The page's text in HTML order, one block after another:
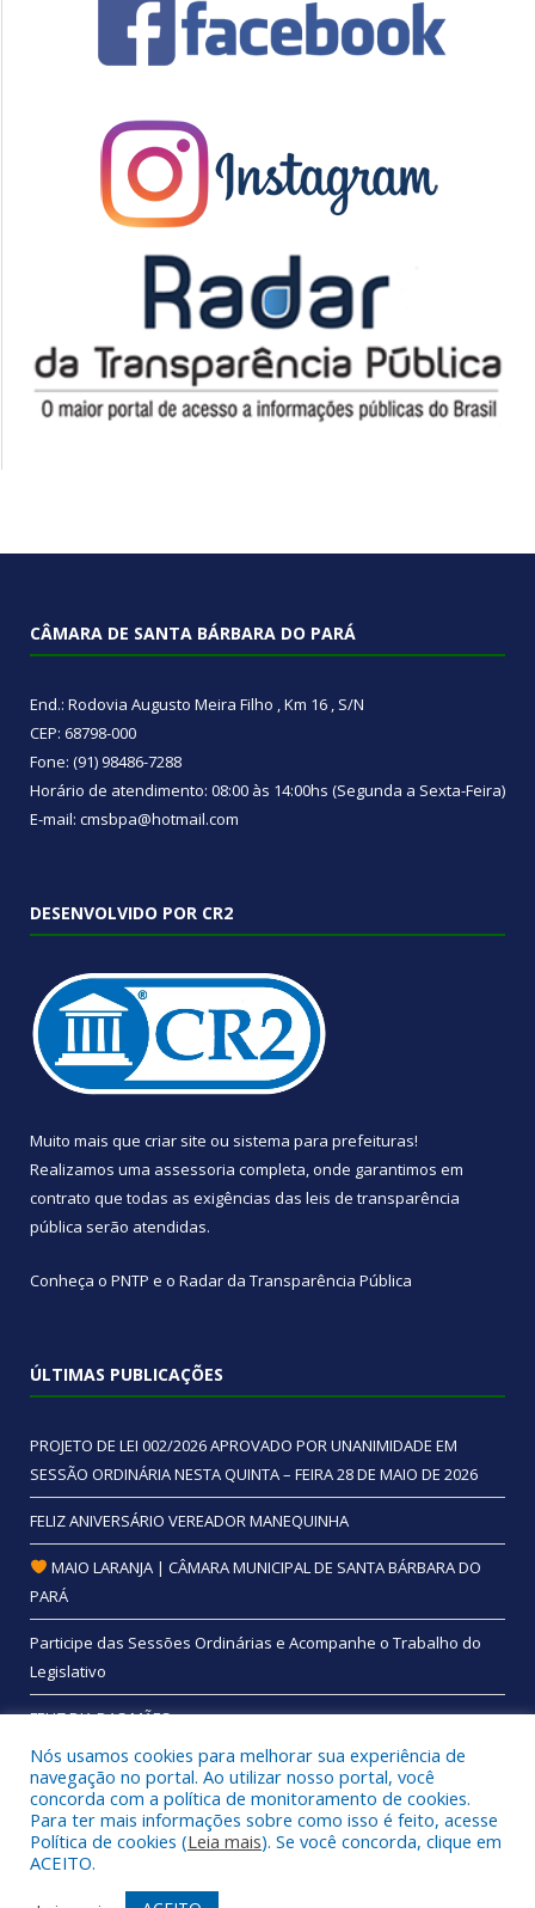
CÂMARA DE SANTA BÁRBARA DO PARÁ
End.: Rodovia Augusto Meira Filho , Km 16 , S/N
CEP: 68798-000
Fone: (91) 98486-7288
Horário de atendimento: 08:00 às 14:00hs (Segunda a Sexta-Feira)
E-mail: cmsbpa@hotmail.com
DESENVOLVIDO POR CR2
Muito mais que criar site ou sistema para prefeituras!
Realizamos uma assessoria completa, onde garantimos em
contrato que todas as exigências das leis de transparência
pública serão atendidas.
Conheça o PNTP e o Radar da Transparência Pública
ÚLTIMAS PUBLICAÇÕES
PROJETO DE LEI 002/2026 APROVADO POR UNANIMIDADE EM
SESSÃO ORDINÁRIA NESTA QUINTA – FEIRA 28 DE MAIO DE 2026
FELIZ ANIVERSÁRIO VEREADOR MANEQUINHA
MAIO LARANJA | CÂMARA MUNICIPAL DE SANTA BÁRBARA DO
PARÁ
Participe das Sessões Ordinárias e Acompanhe o Trabalho do
Legislativo
FELIZ DIA DAS MÃES
Todos os direitos reservados a Câmara Municipal de Santa
Bárbara do Pará.
Nós usamos cookies para melhorar sua experiência de
navegação no portal. Ao utilizar nosso portal, você
concorda com a política de monitoramento de cookies.
Para ter mais informações sobre como isso é feito, acesse
Política de cookies (Leia mais). Se você concorda, clique em
ACEITO.